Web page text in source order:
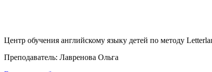
Центр обучения английскому языку детей по методу
Преподаватель: Лавренова Ольга